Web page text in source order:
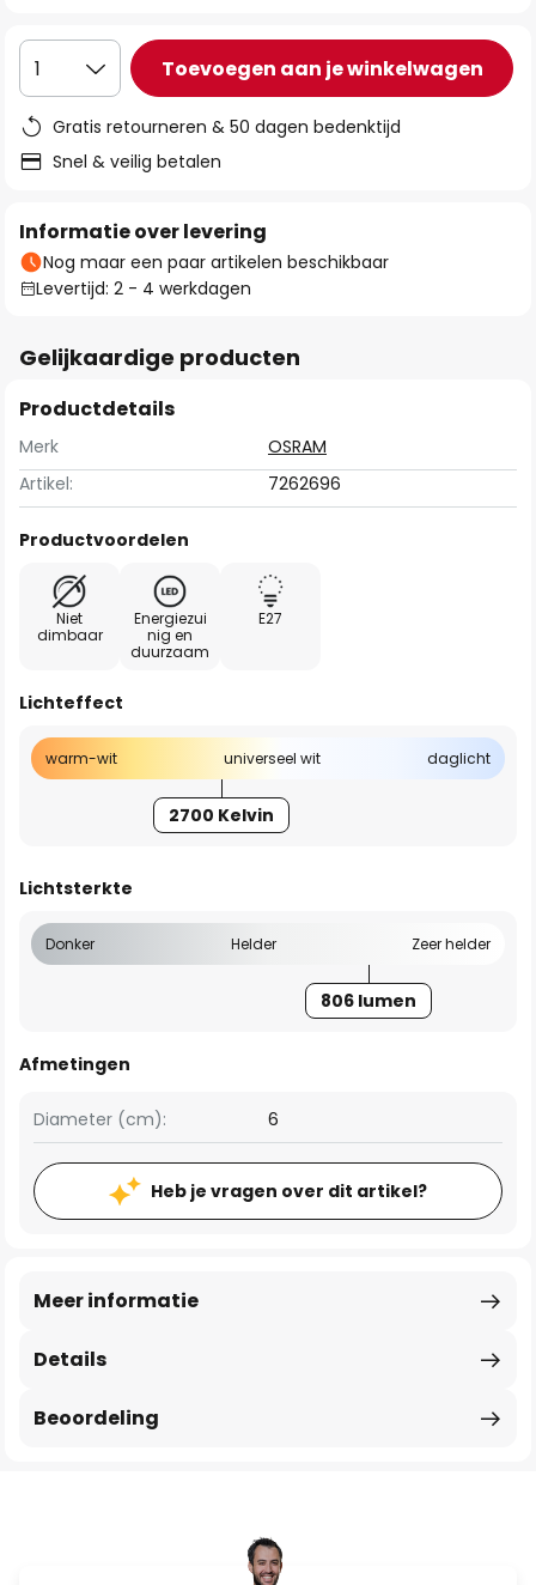
gallerij
1 Toevoegen aan je winkelwagen
Gratis retourneren & 50 dagen bedenktijd
Snel & veilig betalen
Informatie over levering
Nog maar een paar artikelen beschikbaar
Levertijd: 2 - 4 werkdagen
Gelijkaardige producten
Productdetails
Merk
OSRAM
Artikel:
7262696
Productvoordelen
Niet
dimbaar
Energiezui
nig en
duurzaam
E27
Lichteffect
warm-wit universeel wit daglicht
2700 Kelvin
Lichtsterkte
Donker Helder Zeer helder
806 lumen
Afmetingen
Diameter (cm): 6
Heb je vragen over dit artikel?
Details
Meer informatie
Beoordeling